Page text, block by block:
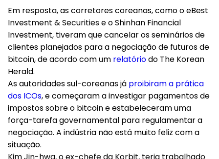
Em resposta, as corretores coreanas, como o eBest
Investment & Securities e o Shinhan Financial
Investment, tiveram que cancelar os seminários de
clientes planejados para a negociação de futuros de
bitcoin, de acordo com um relatóriodo The Korean
Herald.
As autoridades sul-coreanas já proibiram a prática
dos ICOs, e começaram a investigar pagamentos de
impostos sobre o bitcoin e estabeleceram uma
força-tarefa governamental para regulamentar a
negociação. A indústria não está muito feliz com a
situação.